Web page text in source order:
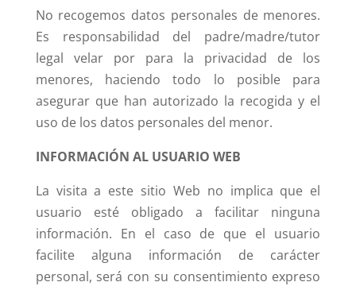
No recogemos datos personales de menores.
Es responsabilidad del padre/madre/tutor
legal velar por para la privacidad de los
menores, haciendo todo lo posible para
asegurar que han autorizado la recogida y el
uso de los datos personales del menor.
INFORMACIÓN AL USUARIO WEB
La visita a este sitio Web no implica que el
usuario esté obligado a facilitar ninguna
información. En el caso de que el usuario
facilite alguna información de carácter
personal, será con su consentimiento expreso